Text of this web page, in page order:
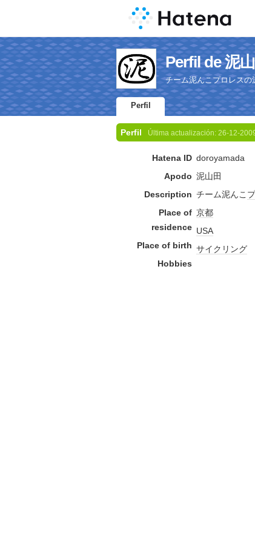
Perfil de 泥
チーム泥んこプロレスの
Perfil
Perfil Última actualización: 26-12-
Hatena ID doroyamada
Apodo 泥山田
Description チーム泥んこ
Place of
residence
京都
Place of birth
USA
Hobbies
サイクリング